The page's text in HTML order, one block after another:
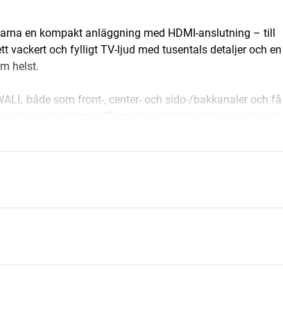
en kompakt anläggning med HDMI-anslutning – till
vackert och fylligt TV-ljud med tusentals detaljer och en
helst.
både som front-, center- och sido-/bakkanaler och få
minst på den raffinerade nedåtriktade basporten på
vill ha äkta hifi-ljud och snygg finish till ett rimligt pris.
och som vanligt har DALI återigen höjt ribban för hur
stereo eller njuter av flerkanaliga filmupplevelser i din